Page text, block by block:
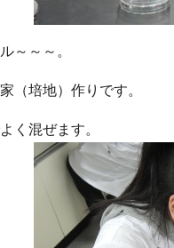
～～～。
（培地）作りです。
く混ぜます。